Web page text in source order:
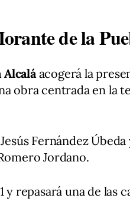
de la
Alcaláacogerá la
obra centrada en la
Fernández Úbeda
Jordano.
repasará una de las